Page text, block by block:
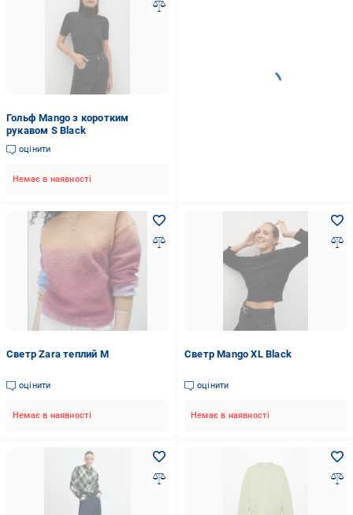
Гольф Mango з коротким
рукавом S Black
оцінити
Немає в наявності
Светр Zara теплий M
оцінити
Немає в наявності
Светр Mango XL Black
оцінити
Немає в наявності